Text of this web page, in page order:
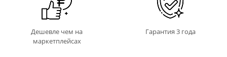
Дешевле чем на
маркетплейсах
Гарантия 3 года